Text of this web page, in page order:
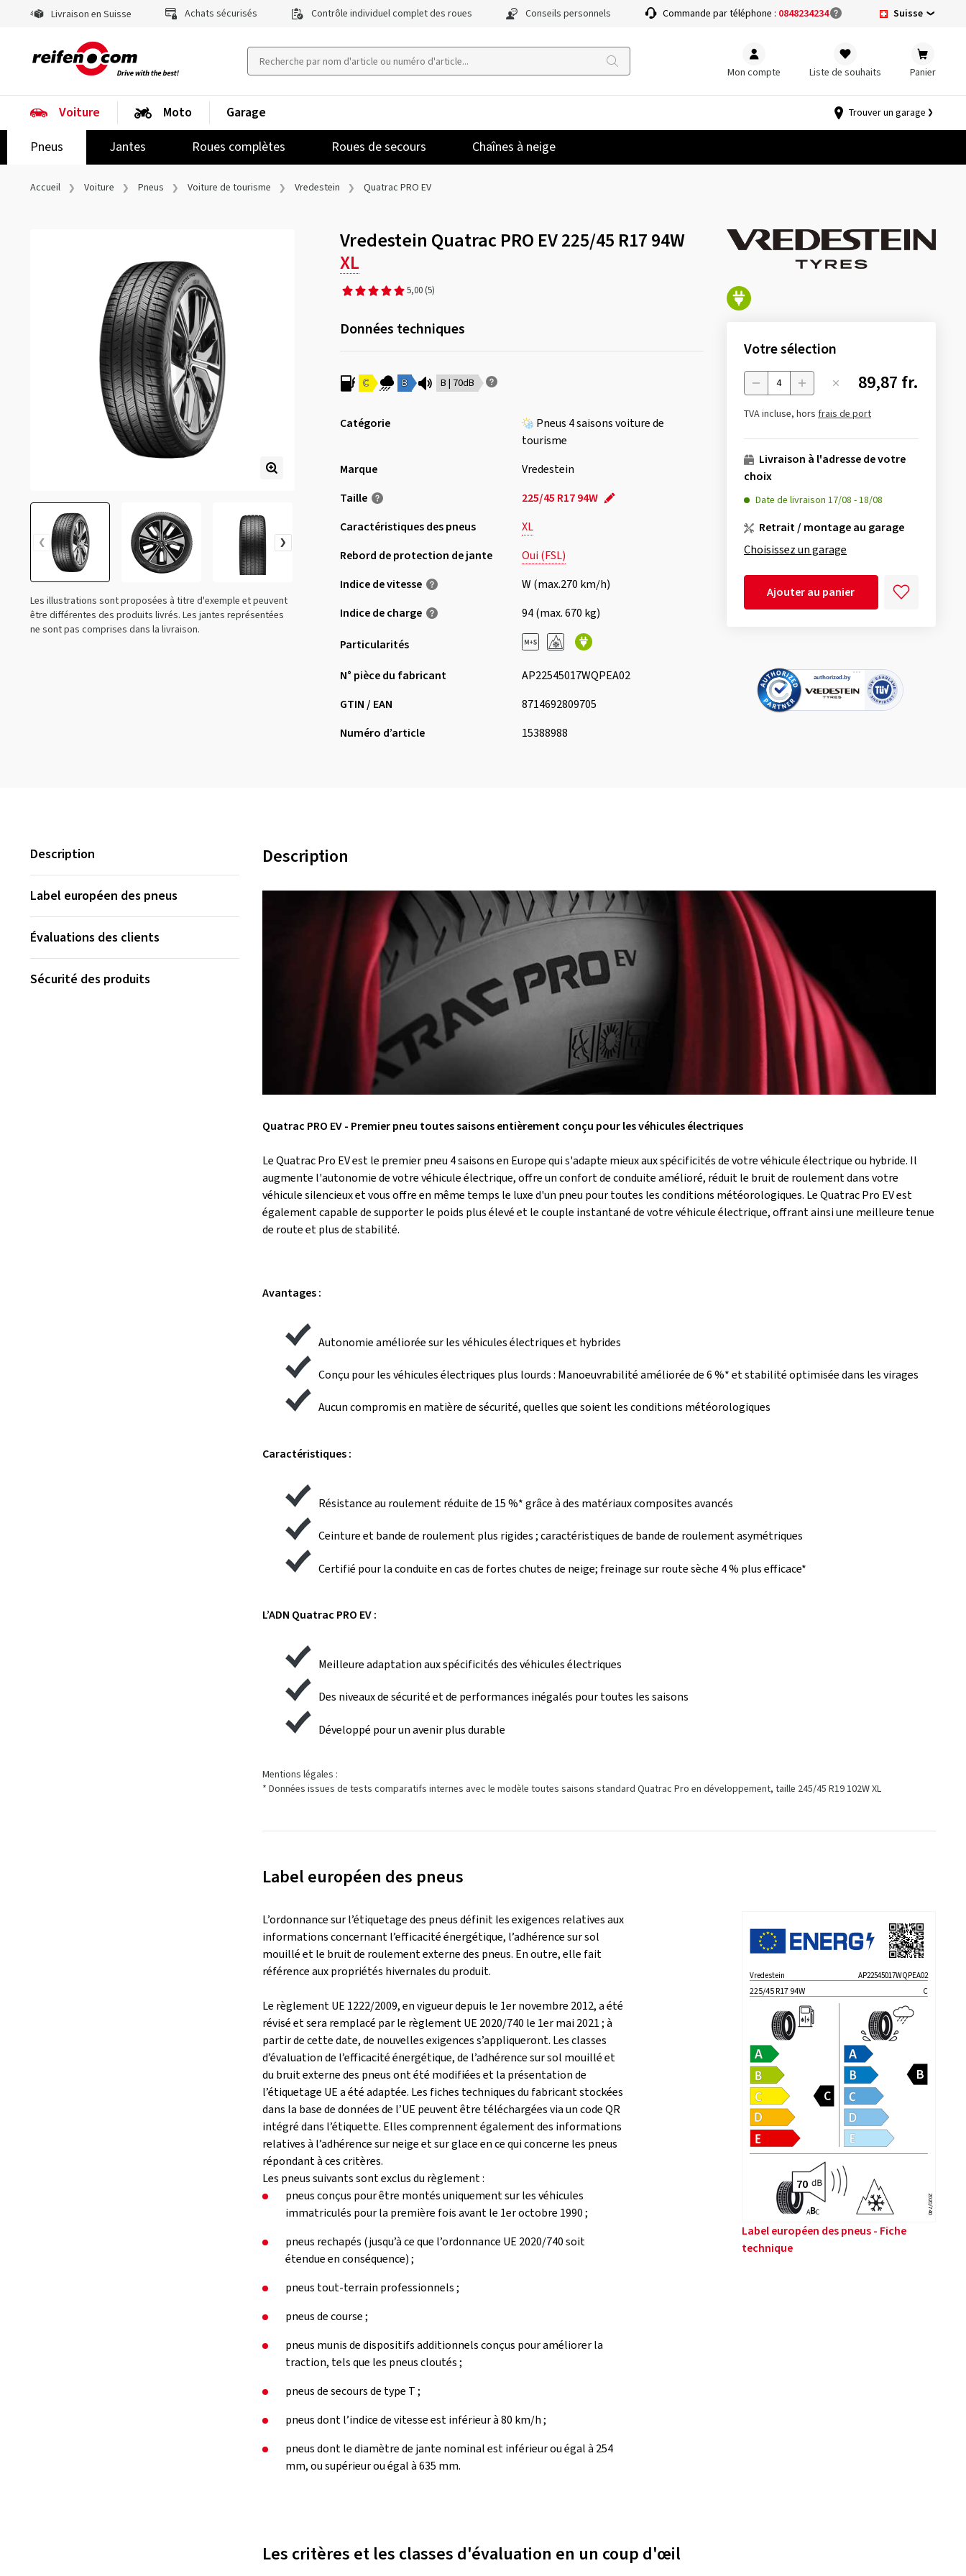
Livraison en Suisse Achats sécurisés Contrôle individuel complet des roues Conseils personnels Commande par téléphone : 0848234234 Suisse
Mon compte Liste de souhaits Panier
Voiture
Pneus
Jantes Roues complètes Roues de secours Chaînes à neige
Moto Garage Trouver un garage
Accueil Voiture Pneus Voiture de tourisme Vredestein Quatrac PRO EV
Les illustrations sont proposées à titre d'exemple et peuvent
être différentes des produits livrés. Les jantes représentées
ne sont pas comprises dans la livraison.
Vredestein Quatrac PRO EV 225/45 R17 94W
XL
5,00 (5)
Données techniques
C B B | 70dB
Catégorie
Pneus 4 saisons voiture de
tourisme
Marque
Vredestein
Taille
225/45 R17 94W
Caractéristiques des pneus
XL
Rebord de protection de jante
Oui (FSL)
Indice de vitesse
W (max.270 km/h)
Indice de charge
94 (max. 670 kg)
Particularités
N° pièce du fabricant
AP22545017WQPEA02
GTIN / EAN
8714692809705
Numéro d’article
15388988
Votre sélection
Menge 89,87 fr.
TVA incluse, hors frais de port
Livraison à l'adresse de votre
choix
Date de livraison 17/08 -18/08
Retrait / montage au garage
Choisissez un garage
Ajouter au panier
Description
Label européen des pneus
Évaluations des clients
Sécurité des produits
Description
Quatrac PRO EV - Premier pneu toutes saisons entièrement conçu pour les véhicules électriques
Le Quatrac Pro EV est le premier pneu 4 saisons en Europe qui s'adapte mieux aux spécificités de votre véhicule électrique ou hybride. Il
augmente l'autonomie de votre véhicule électrique, offre un confort de conduite amélioré, réduit le bruit de roulement dans votre
véhicule silencieux et vous offre en même temps le luxe d'un pneu pour toutes les conditions météorologiques. Le Quatrac Pro EV est
également capable de supporter le poids plus élevé et le couple instantané de votre véhicule électrique, offrant ainsi une meilleure tenue
de route et plus de stabilité.
Avantages :
Autonomie améliorée sur les véhicules électriques et hybrides
Conçu pour les véhicules électriques plus lourds : Manoeuvrabilité améliorée de 6 %* et stabilité optimisée dans les virages
Aucun compromis en matière de sécurité, quelles que soient les conditions météorologiques
Caractéristiques :
Résistance au roulement réduite de 15 %* grâce à des matériaux composites avancés
Ceinture et bande de roulement plus rigides ; caractéristiques de bande de roulement asymétriques
Certifié pour la conduite en cas de fortes chutes de neige; freinage sur route sèche 4 % plus efficace*
L’ADN Quatrac PRO EV :
Meilleure adaptation aux spécificités des véhicules électriques
Des niveaux de sécurité et de performances inégalés pour toutes les saisons
Développé pour un avenir plus durable
Mentions légales :
* Données issues de tests comparatifs internes avec le modèle toutes saisons standard Quatrac Pro en développement, taille 245/45 R19 102W XL
Label européen des pneus
L’ordonnance sur l’étiquetage des pneus définit les exigences relatives aux
informations concernant l’efficacité énergétique, l’adhérence sur sol
mouillé et le bruit de roulement externe des pneus. En outre, elle fait
référence aux propriétés hivernales du produit.
Le règlement UE 1222/2009, en vigueur depuis le 1er novembre 2012, a été
révisé et sera remplacé par le règlement UE 2020/740 le 1er mai 2021 ; à
partir de cette date, de nouvelles exigences s’appliqueront. Les classes
d’évaluation de l’efficacité énergétique, de l’adhérence sur sol mouillé et
du bruit externe des pneus ont été modifiées et la présentation de
l’étiquetage UE a été adaptée. Les fiches techniques du fabricant stockées
dans la base de données de l’UE peuvent être téléchargées via un code QR
intégré dans l’étiquette. Elles comprennent également des informations
relatives à l’adhérence sur neige et sur glace en ce qui concerne les pneus
répondant à ces critères.
Les pneus suivants sont exclus du règlement :
pneus conçus pour être montés uniquement sur les véhicules
immatriculés pour la première fois avant le 1er octobre 1990 ;
pneus rechapés (jusqu’à ce que l’ordonnance UE 2020/740 soit
étendue en conséquence) ;
pneus tout-terrain professionnels ;
pneus de course ;
pneus munis de dispositifs additionnels conçus pour améliorer la
traction, tels que les pneus cloutés ;
pneus de secours de type T ;
pneus dont l’indice de vitesse est inférieur à 80 km/h ;
pneus dont le diamètre de jante nominal est inférieur ou égal à 254
mm, ou supérieur ou égal à 635 mm.
Vredestein AP22545017WQPEA02
225/45 R17 94W C
ABC 2020/740
Label européen des pneus - Fiche
technique
Les critères et les classes d'évaluation en un coup d'œil